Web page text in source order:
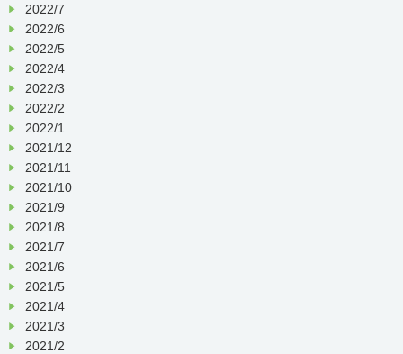
2022/7
2022/6
2022/5
2022/4
2022/3
2022/2
2022/1
2021/12
2021/11
2021/10
2021/9
2021/8
2021/7
2021/6
2021/5
2021/4
2021/3
2021/2